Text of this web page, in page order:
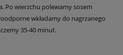
Po wierzchu polewamy sosem
wkładamy do nagrzanego
35-40 minut.